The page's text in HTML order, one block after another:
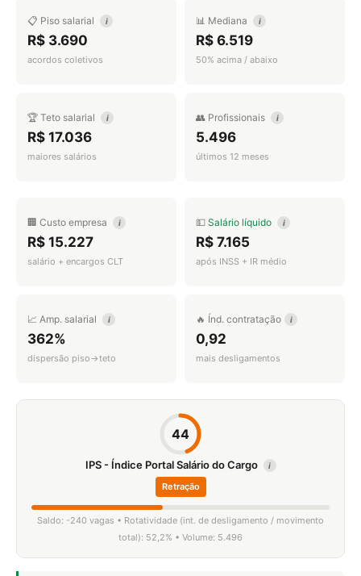
📋 Piso salarial i
R$ 3.690
acordos coletivos
📊 Mediana i
R$ 6.519
50% acima / abaixo
🏆 Teto salarial i
R$ 17.036
maiores salários
👥 Profissionais i
5.496
últimos 12 meses
🏢 Custo empresa i
R$ 15.227
salário + encargos CLT
💵 Salário líquido i
R$ 7.165
após INSS + IR médio
📈 Amp. salarial i
362%
dispersão piso→teto
🔥 Índ. contratação i
0,92
mais desligamentos
44
IPS - Índice Portal Salário do Cargo i
Retração
Saldo: -240 vagas • Rotatividade (int. de desligamento / movimento
total): 52,2% • Volume: 5.496